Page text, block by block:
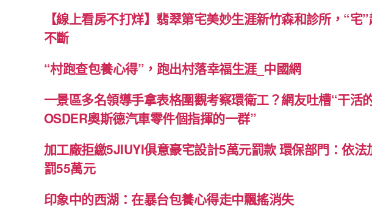
【線上看房不打烊】翡翠第宅美妙生涯新竹森和診所，“宅
不斷
“村跑查包養心得”，跑出村落幸福生涯_中國網
一景區多名領導手拿表格圍觀考察環衛工？網友吐槽“干活
OSDER奧斯德汽車零件個指揮的一群”
加工廠拒繳5JIUYI俱意豪宅設計5萬元罰款 環保部門：依法
罰55萬元
印象中的西湖：在暴台包養心得走中飄搖消失